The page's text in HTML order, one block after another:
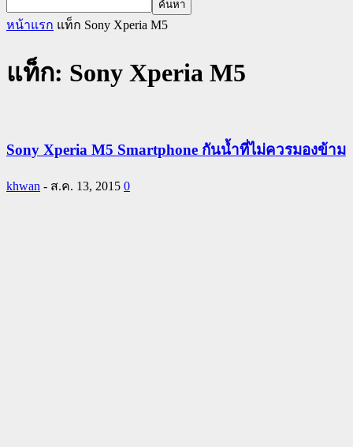
หน้าแรก แท็ก Sony Xperia M5
แท็ก: Sony Xperia M5
Sony Xperia M5 Smartphone กันน้ำที่ไม่ควรมองข้าม
khwan - ส.ค. 13, 2015 0